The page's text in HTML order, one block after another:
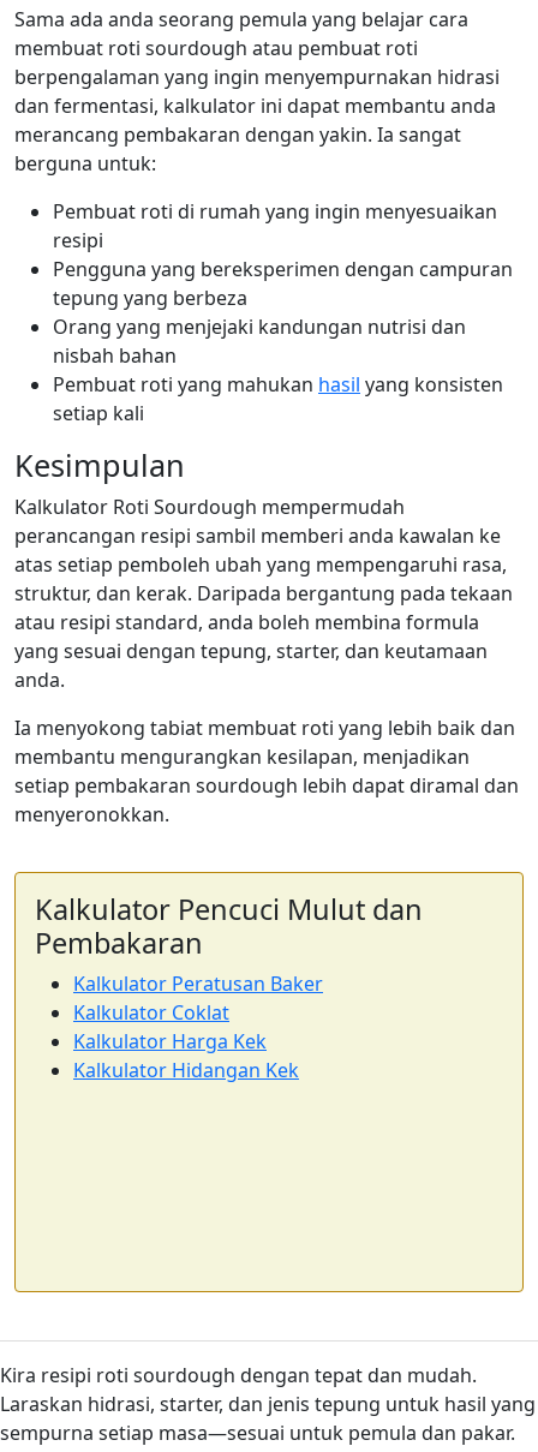
Sama ada anda seorang pemula yang belajar cara
membuat roti sourdough atau pembuat roti
berpengalaman yang ingin menyempurnakan hidrasi
dan fermentasi, kalkulator ini dapat membantu anda
merancang pembakaran dengan yakin. Ia sangat
berguna untuk:
Pembuat roti di rumah yang ingin menyesuaikan
resipi
Pengguna yang bereksperimen dengan campuran
tepung yang berbeza
Orang yang menjejaki kandungan nutrisi dan
nisbah bahan
Pembuat roti yang mahukan hasil yang konsisten
setiap kali
Kesimpulan
Kalkulator Roti Sourdough mempermudah
perancangan resipi sambil memberi anda kawalan ke
atas setiap pemboleh ubah yang mempengaruhi rasa,
struktur, dan kerak. Daripada bergantung pada tekaan
atau resipi standard, anda boleh membina formula
yang sesuai dengan tepung, starter, dan keutamaan
anda.
Ia menyokong tabiat membuat roti yang lebih baik dan
membantu mengurangkan kesilapan, menjadikan
setiap pembakaran sourdough lebih dapat diramal dan
menyeronokkan.
Kalkulator Pencuci Mulut dan
Pembakaran
Kalkulator Peratusan Baker
Kalkulator Coklat
Kalkulator Harga Kek
Kalkulator Hidangan Kek
Kira resipi roti sourdough dengan tepat dan mudah.
Laraskan hidrasi, starter, dan jenis tepung untuk hasil yang
sempurna setiap masa—sesuai untuk pemula dan pakar.